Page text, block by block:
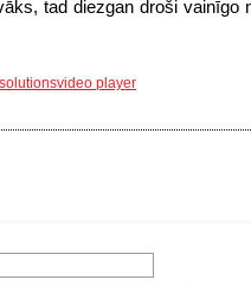
tad diezgan droši vainīgo
video player